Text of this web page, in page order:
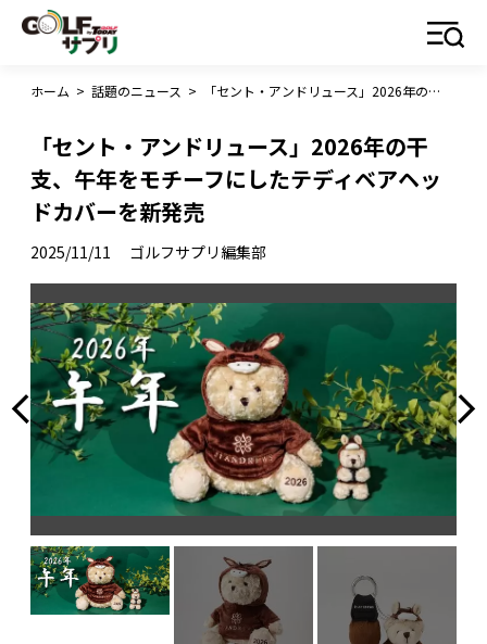
ホーム > 話題のニュース > 「セント・アンドリュース」2026年の干支、午年をモチーフにしたテディベアヘッドカバーを新発売
「セント・アンドリュース」2026年の干
支、午年をモチーフにしたテディベアヘッ
ドカバーを新発売
2025/11/11 ゴルフサプリ編集部